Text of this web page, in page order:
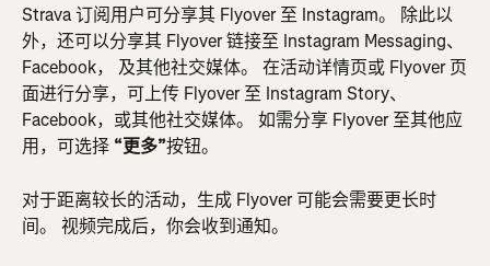
Strava 订阅用户可分享其 Flyover 至 Instagram。 除此以
外，还可以分享其 Flyover 链接至 Instagram Messaging、
Facebook， 及其他社交媒体。 在活动详情页或 Flyover 页
面进行分享，可上传 Flyover 至 Instagram Story、
Facebook，或其他社交媒体。 如需分享 Flyover 至其他应
用，可选择 “更多”按钮。
对于距离较长的活动，生成 Flyover 可能会需要更长时
间。 视频完成后，你会收到通知。